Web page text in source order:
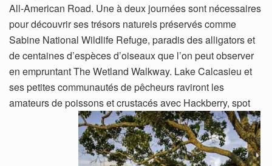
All-American Road. Une à deux journées sont nécessaires
pour découvrir ses trésors naturels préservés comme
Sabine National Wildlife Refuge, paradis des alligators et
de centaines d’espèces d’oiseaux que l’on peut observer
en empruntant The Wetland Walkway. Lake Calcasieu et
ses petites communautés de pêcheurs raviront les
amateurs de poissons et crustacés avec Hackberry, spot